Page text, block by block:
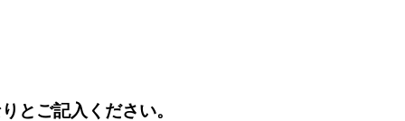
とご記入ください。